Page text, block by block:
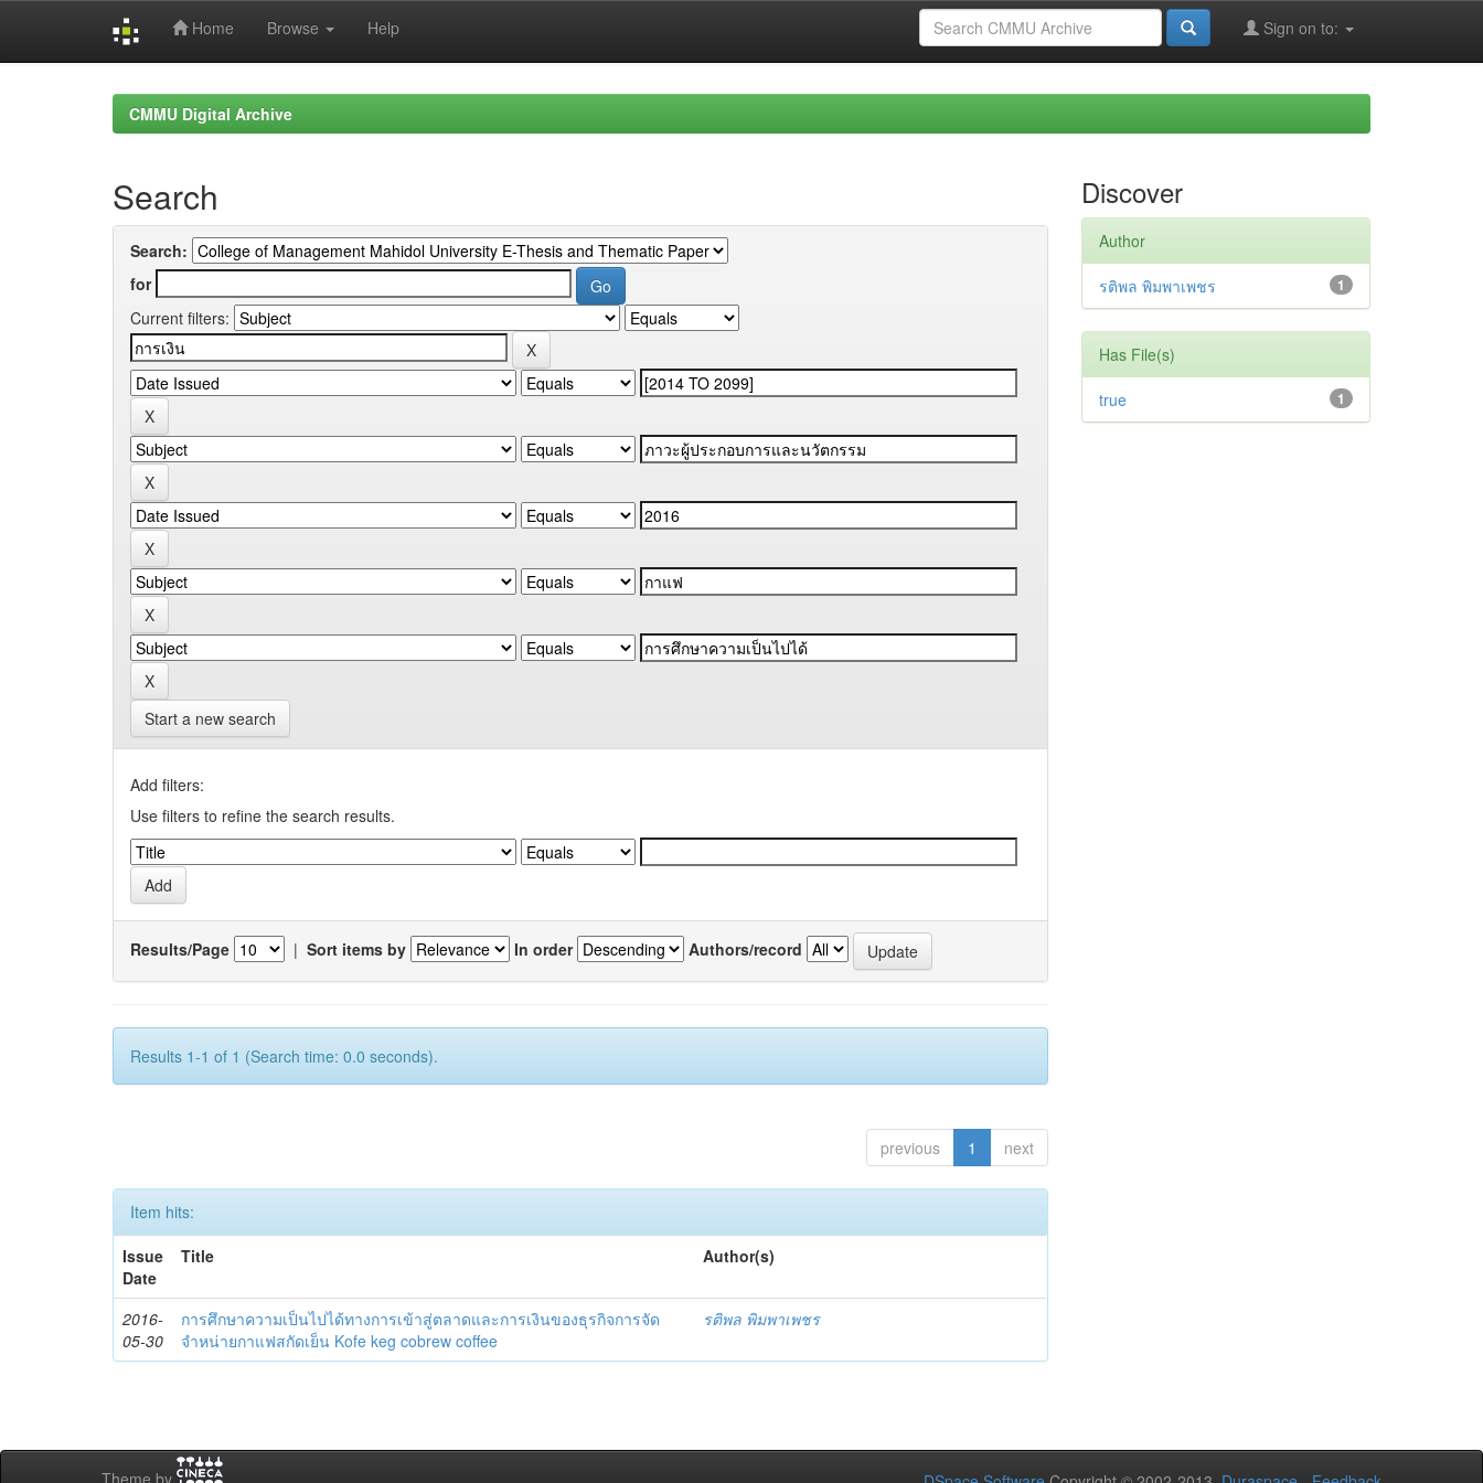
Home Browse Help Sign on to:
CMMU Digital Archive
Search
Search:
for
Current filters:
Start a new search
Add filters:
Use filters to refine the search results.
Results/Page | Sort items by In order Authors/record
Results 1-1 of 1 (Search time: 0.0 seconds).
previous 1 next
Item hits:
Issue
Date
Title Author(s)
2016-
05-30
การศึกษาความเป็นไปได้ทางการเข้าสู่ตลาดและการเงินของธุรกิจการจัด
จำหน่ายกาแฟสกัดเย็น Kofe keg cobrew coffee
รติพล พิมพาเพชร
Discover
Author
1
รติพล พิมพาเพชร
Has File(s)
1
true